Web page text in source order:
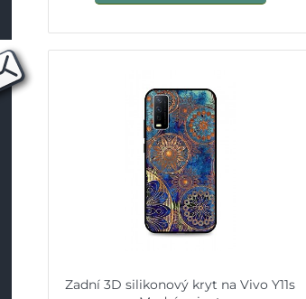
Zadní 3D silikonový kryt na Vivo Y11s